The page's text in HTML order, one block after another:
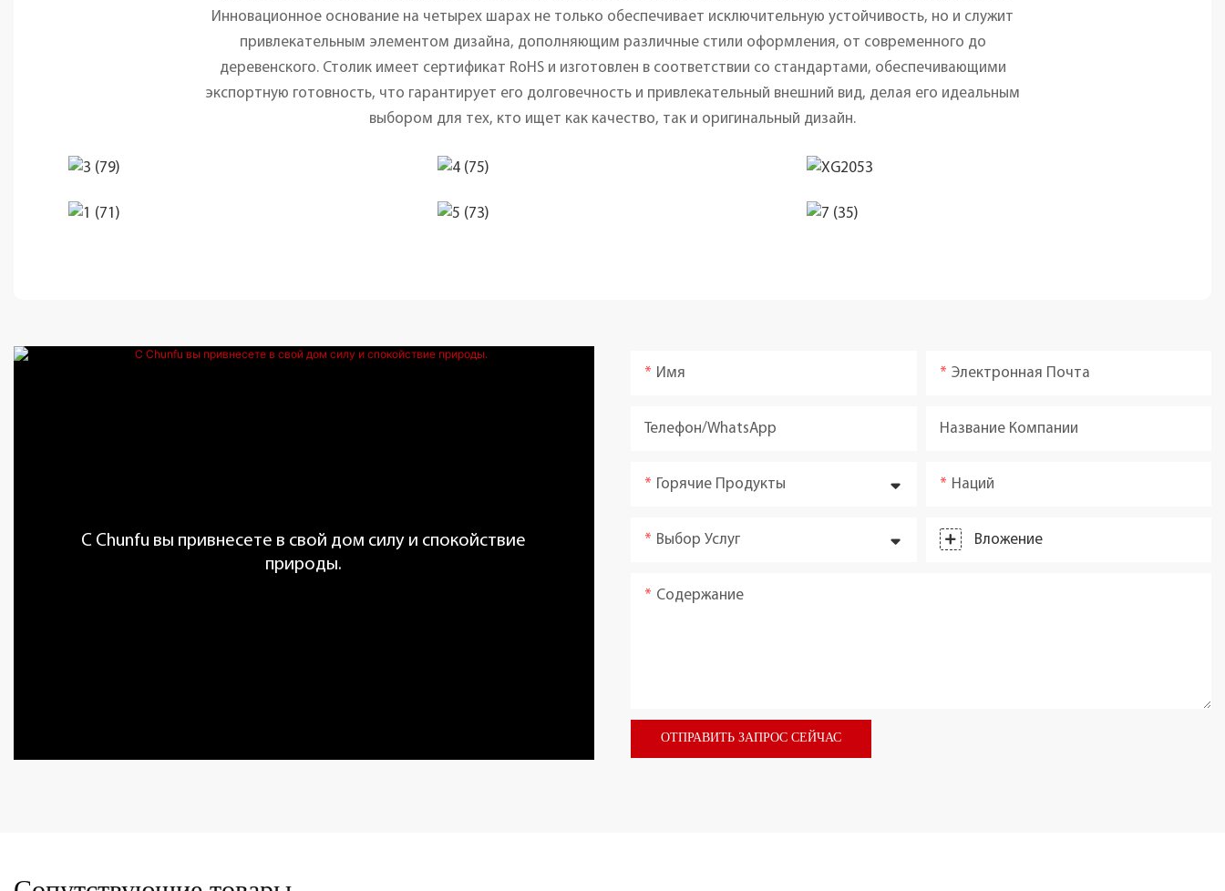
Инновационное основание на четырех шарах не только обеспечивает исключительную устойчивость, но и служит
привлекательным элементом дизайна, дополняющим различные стили оформления, от современного до
деревенского. Столик имеет сертификат RoHS и изготовлен в соответствии со стандартами, обеспечивающими
экспортную готовность, что гарантирует его долговечность и привлекательный внешний вид, делая его идеальным
выбором для тех, кто ищет как качество, так и оригинальный дизайн.
С Chunfu вы привнесете в свой дом силу и спокойствие
природы.
Имя Электронная Почта
Телефон/WhatsApp Название Компании
Горячие Продукты Наций
Выбор Услуг Вложение
Содержание
ОТПРАВИТЬ ЗАПРОС СЕЙЧАС